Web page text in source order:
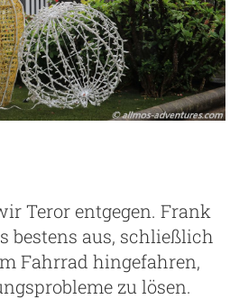
Teror entgegen. Frank
bestens aus, schließlich
Fahrrad hingefahren,
zu lösen.